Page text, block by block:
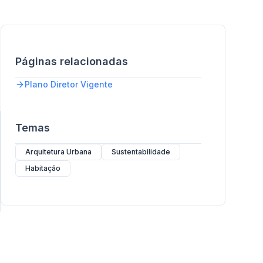
Páginas relacionadas
Plano Diretor Vigente
Temas
Arquitetura Urbana
Sustentabilidade
Habitação